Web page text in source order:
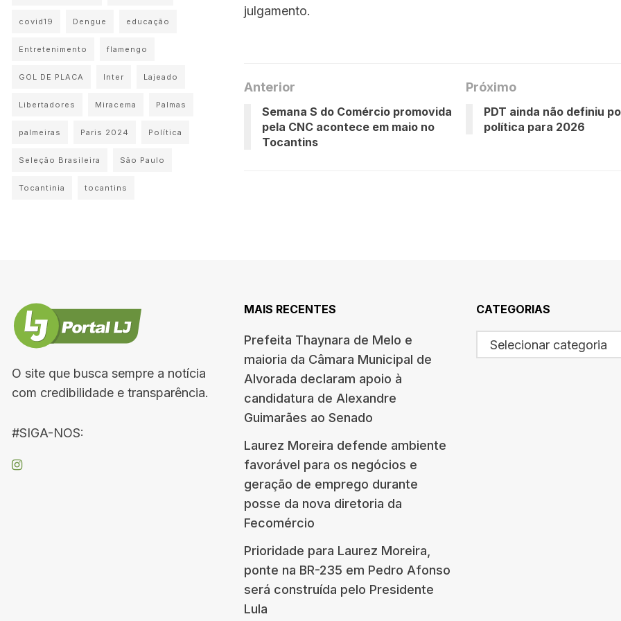
julgamento.
Anterior
Semana S do Comércio promovida
pela CNC acontece em maio no
Tocantins
Próximo
PDT ainda não definiu
política para 2026
covid19 Dengue educação
Entretenimento flamengo
GOL DE PLACA Inter Lajeado
Libertadores Miracema Palmas
palmeiras Paris 2024 Política
Seleção Brasileira São Paulo
Tocantinia tocantins
O site que busca sempre a notícia
com credibilidade e transparência.
#SIGA-NOS:
MAIS RECENTES
Prefeita Thaynara de Melo e
maioria da Câmara Municipal de
Alvorada declaram apoio à
candidatura de Alexandre
Guimarães ao Senado
Laurez Moreira defende ambiente
favorável para os negócios e
geração de emprego durante
posse da nova diretoria da
Fecomércio
Prioridade para Laurez Moreira,
ponte na BR-235 em Pedro Afonso
será construída pelo Presidente
Lula
CATEGORIAS
Selecionar categoria